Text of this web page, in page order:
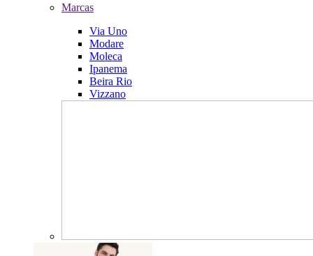
Marcas
Via Uno
Modare
Moleca
Ipanema
Beira Rio
Vizzano